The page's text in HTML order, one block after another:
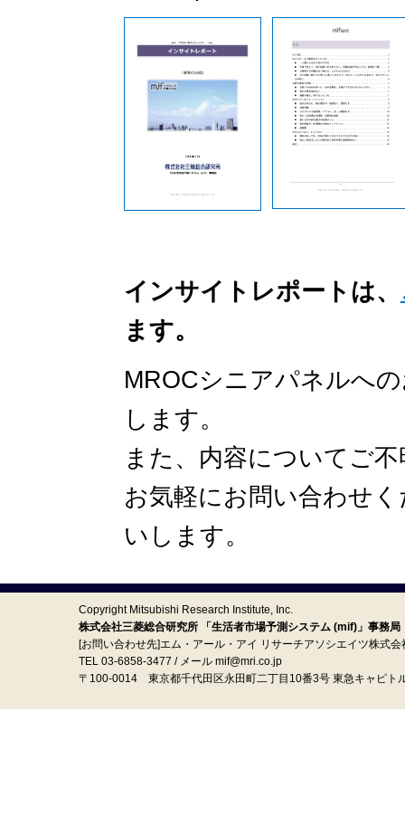
インサイトレポートは、
ます。
MROCシニアパネルへ
します。
また、内容についてご
お気軽にお問い合わせ
いします。
Copyright Mitsubishi Research Institute, Inc.
株式会社三菱総合研究所 「生活者市場予測システム (mif)」事務局
[お問い合わせ先]エム・アール・アイ リサーチアソシエイツ株式会
TEL 03-6858-3477 / メール mif@mri.co.jp
〒100‐0014 東京都千代田区永田町二丁目10番3号 東急キャピト